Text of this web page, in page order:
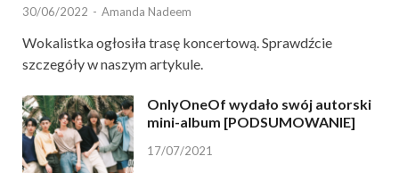
30/06/2022 - Amanda Nadeem
Wokalistka ogłosiła trasę koncertową. Sprawdźcie
szczegóły w naszym artykule.
OnlyOneOf wydało swój autorski
mini-album [PODSUMOWANIE]
17/07/2021